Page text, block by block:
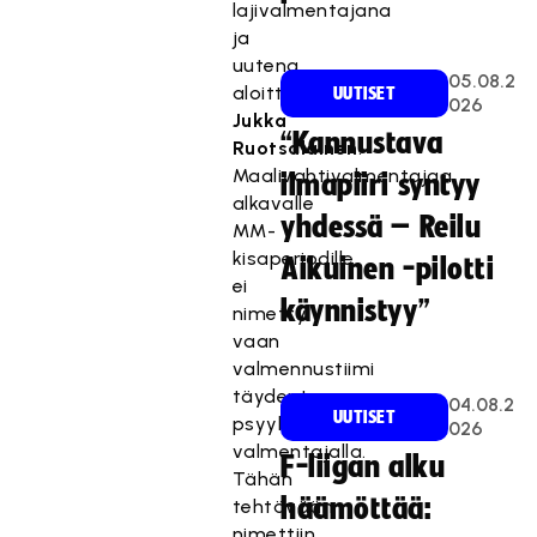
lajivalmentajana
ja
uutena
aloittaa
Jukka
Ruotsalainen.
Maalivahtivalmentajaa
alkavalle
MM-
kisaperiodille
ei
nimetty,
vaan
valmennustiimi
täydentyy
psyykkisellä
valmentajalla.
Tähän
tehtävään
UUTISET
05.08.2
026
“Kannustava
ilmapiiri syntyy
yhdessä – Reilu
Aikuinen -pilotti
käynnistyy”
UUTISET
04.08.2
026
F-liigan alku
häämöttää: